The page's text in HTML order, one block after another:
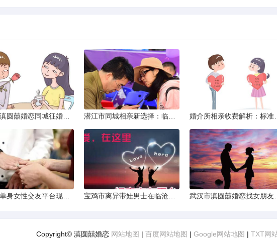
Copyright© 滇圆囍婚恋 网站地图 | 百度网站地图 | Google网站地图 | TXT网